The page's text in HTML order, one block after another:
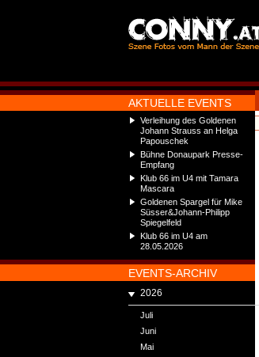
AKTUELLE EVENTS
Verleihung des Goldenen
Johann Strauss an Helga
Papouschek
Bühne Donaupark Presse-
Empfang
Klub 66 im U4 mit Tamara
Mascara
Goldenen Spargel für Mike
Süsser&Johann-Philipp
Spiegelfeld
Klub 66 im U4 am
28.05.2026
EVENTS-ARCHIV
2026
Juli
Juni
Mai